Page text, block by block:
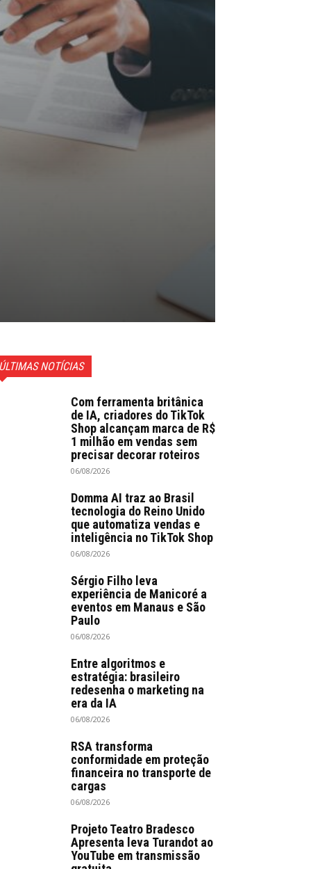
ÚLTIMAS NOTÍCIAS
Com ferramenta britânica
de IA, criadores do TikTok
Shop alcançam marca de R$
1 milhão em vendas sem
precisar decorar roteiros
06/08/2026
Domma AI traz ao Brasil
tecnologia do Reino Unido
que automatiza vendas e
inteligência no TikTok Shop
06/08/2026
Sérgio Filho leva
experiência de Manicoré a
eventos em Manaus e São
Paulo
06/08/2026
Entre algoritmos e
estratégia: brasileiro
redesenha o marketing na
era da IA
06/08/2026
RSA transforma
conformidade em proteção
financeira no transporte de
cargas
06/08/2026
Projeto Teatro Bradesco
Apresenta leva Turandot ao
YouTube em transmissão